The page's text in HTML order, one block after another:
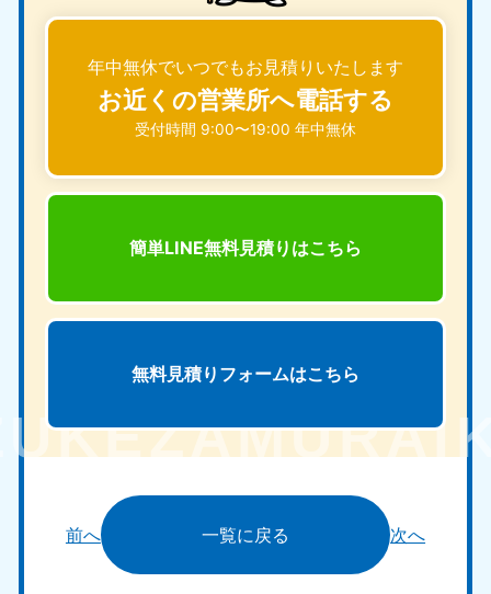
年中無休でいつでもお見積りいたします
お近くの営業所へ電話する
受付時間 9:00〜19:00 年中無休
簡単LINE無料見積りはこちら
無料見積りフォームはこちら
前へ 一覧に戻る 次へ